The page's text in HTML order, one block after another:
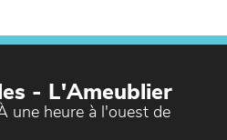
- L'Ameublier
une heure à l'ouest de